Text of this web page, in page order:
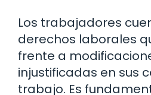
Los trabajadores
derechos laborales
frente a
injustificadas en sus
trabajo. Es